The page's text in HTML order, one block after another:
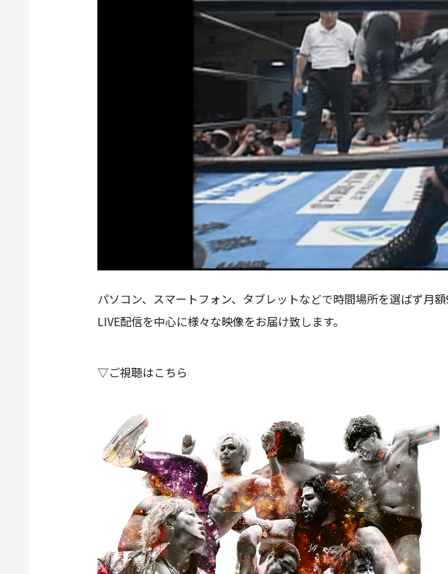
パソコン、スマートフォン、タブレットなどで時間場所を選ばず月
LIVE配信を中心に様々な映像をお届け致します。
▽ご視聴はこちら